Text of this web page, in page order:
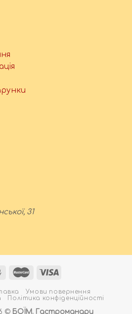
31
Умови повернення
Політика конфіденційності
© БОЇМ. Гастромандри